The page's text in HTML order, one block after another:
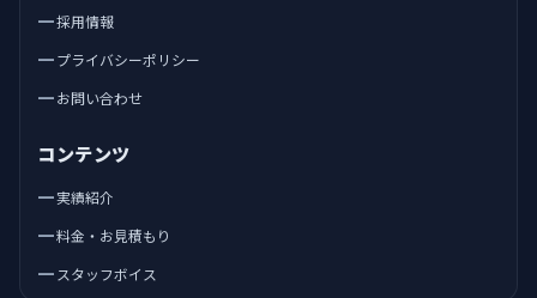
採用情報
プライバシーポリシー
お問い合わせ
コンテンツ
実績紹介
料金・お見積もり
スタッフボイス